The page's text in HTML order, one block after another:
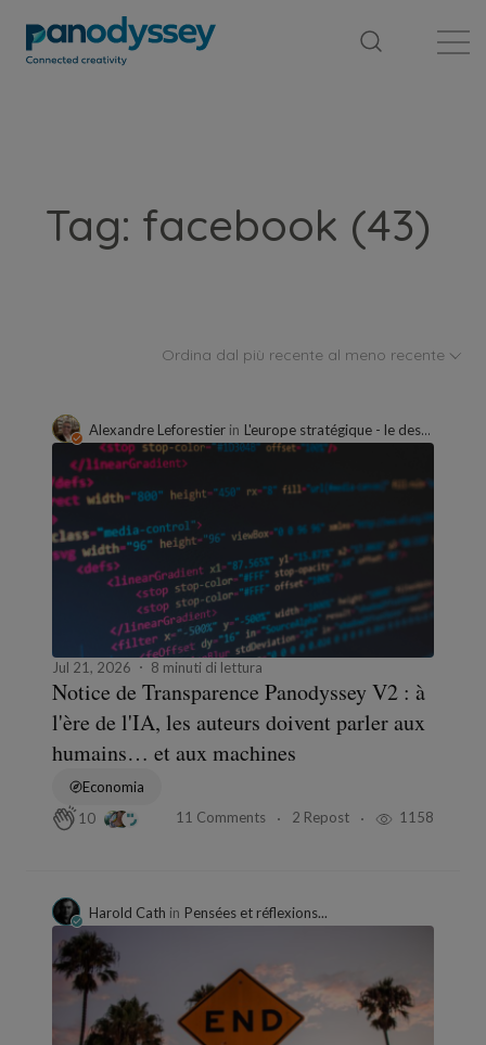
Tag: facebook (43)
Ordina dal più recente al meno recente
Alexandre Leforestier in L'europe stratégique - le dessous des cartes, décryptages dans le secteur des réseaux sociaux, de l'ia et de l'éthique numérique
Jul 21, 2026 8 minuti di lettura
Notice de Transparence Panodyssey V2 : à
l'ère de l'IA, les auteurs doivent parler aux
humains… et aux machines
Economia
10
11 Comments 2 Repost 1158
Harold Cath in Pensées et réflexions...